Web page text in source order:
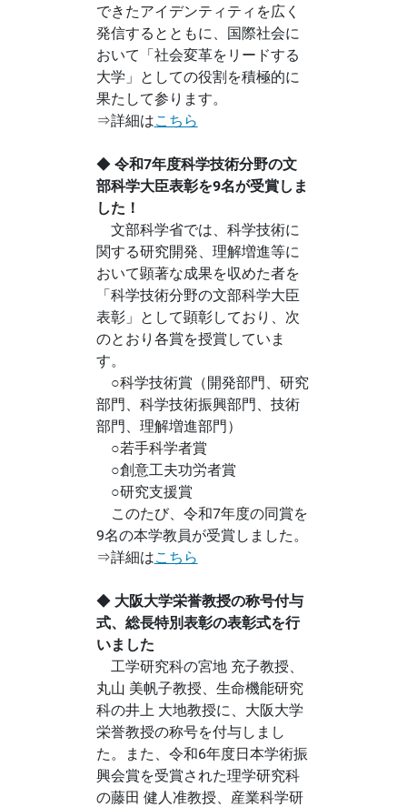
できたアイデンティティを広く
発信するとともに、国際社会に
おいて「社会変革をリードする
大学」としての役割を積極的に
果たして参ります。
⇒詳細はこちら
◆ 令和7年度科学技術分野の文
部科学大臣表彰を9名が受賞しま
した！
文部科学省では、科学技術に
関する研究開発、理解増進等に
おいて顕著な成果を収めた者を
「科学技術分野の文部科学大臣
表彰」として顕彰しており、次
のとおり各賞を授賞していま
す。
○科学技術賞（開発部門、研究
部門、科学技術振興部門、技術
部門、理解増進部門）
○若手科学者賞
○創意工夫功労者賞
○研究支援賞
このたび、令和7年度の同賞を
9名の本学教員が受賞しました。
⇒詳細はこちら
◆ 大阪大学栄誉教授の称号付与
式、総長特別表彰の表彰式を行
いました
工学研究科の宮地 充子教授、
丸山 美帆子教授、生命機能研究
科の井上 大地教授に、大阪大学
栄誉教授の称号を付与しまし
た。また、令和6年度日本学術振
興会賞を受賞された理学研究科
の藤田 健人准教授、産業科学研